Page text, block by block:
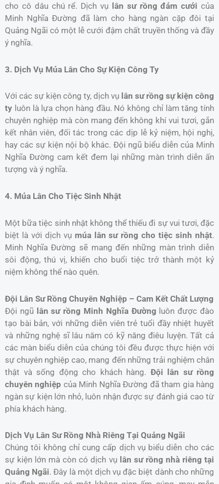
cho cô dâu chú rể. Dịch vụ lân sư rồng đám cưới của
Minh Nghĩa Đường đã làm cho hàng ngàn cặp đôi tại
Quảng Ngãi có một lễ cưới đậm chất truyền thống và đầy
ý nghĩa.
3. Dịch Vụ Múa Lân Cho Sự Kiện Công Ty
Với các sự kiện công ty, dịch vụ lân sư rồng sự kiện công
ty luôn là lựa chọn hàng đầu. Nó không chỉ làm tăng tính
chuyên nghiệp mà còn mang đến không khí vui tươi, gắn
kết nhân viên, đối tác trong các dịp lễ kỷ niệm, hội nghị,
hay các sự kiện nội bộ khác. Đội ngũ biểu diễn của Minh
Nghĩa Đường cam kết đem lại những màn trình diễn ấn
tượng và ý nghĩa.
4. Múa Lân Cho Tiệc Sinh Nhật
Một bữa tiệc sinh nhật không thể thiếu đi sự vui tươi, đặc
biệt là với dịch vụ múa lân sư rồng cho tiệc sinh nhật.
Minh Nghĩa Đường sẽ mang đến những màn trình diễn
sôi động, thú vị, khiến cho buổi tiệc trở thành một kỷ
niệm không thể nào quên.
Đội Lân Sư Rồng Chuyên Nghiệp – Cam Kết Chất Lượng
Đội ngũ lân sư rồng Minh Nghĩa Đường luôn được đào
tạo bài bản, với những diễn viên trẻ tuổi đầy nhiệt huyết
và những nghệ sĩ lâu năm có kỹ năng điêu luyện. Tất cả
các màn biểu diễn của chúng tôi đều được thực hiện với
sự chuyên nghiệp cao, mang đến những trải nghiệm chân
thật và sống động cho khách hàng. Đội lân sư rồng
chuyên nghiệp của Minh Nghĩa Đường đã tham gia hàng
ngàn sự kiện lớn nhỏ, luôn nhận được sự đánh giá cao từ
phía khách hàng.
Dịch Vụ Lân Sư Rồng Nhà Riêng Tại Quảng Ngãi
Chúng tôi không chỉ cung cấp dịch vụ biểu diễn cho các
sự kiện lớn mà còn có dịch vụ lân sư rồng nhà riêng tại
Quảng Ngãi. Đây là một dịch vụ đặc biệt dành cho những